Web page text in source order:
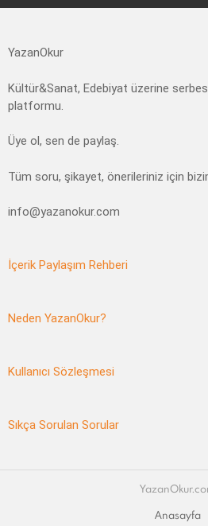
YazanOkur
Kültür&Sanat, Edebiyat üzerine
platformu.
Üye ol, sen de paylaş.
Tüm soru, şikayet, önerileriniz için
info@yazanokur.com
İçerik Paylaşım Rehberi
Neden YazanOkur?
Kullanıcı Sözleşmesi
Sıkça Sorulan Sorular
Anasayfa